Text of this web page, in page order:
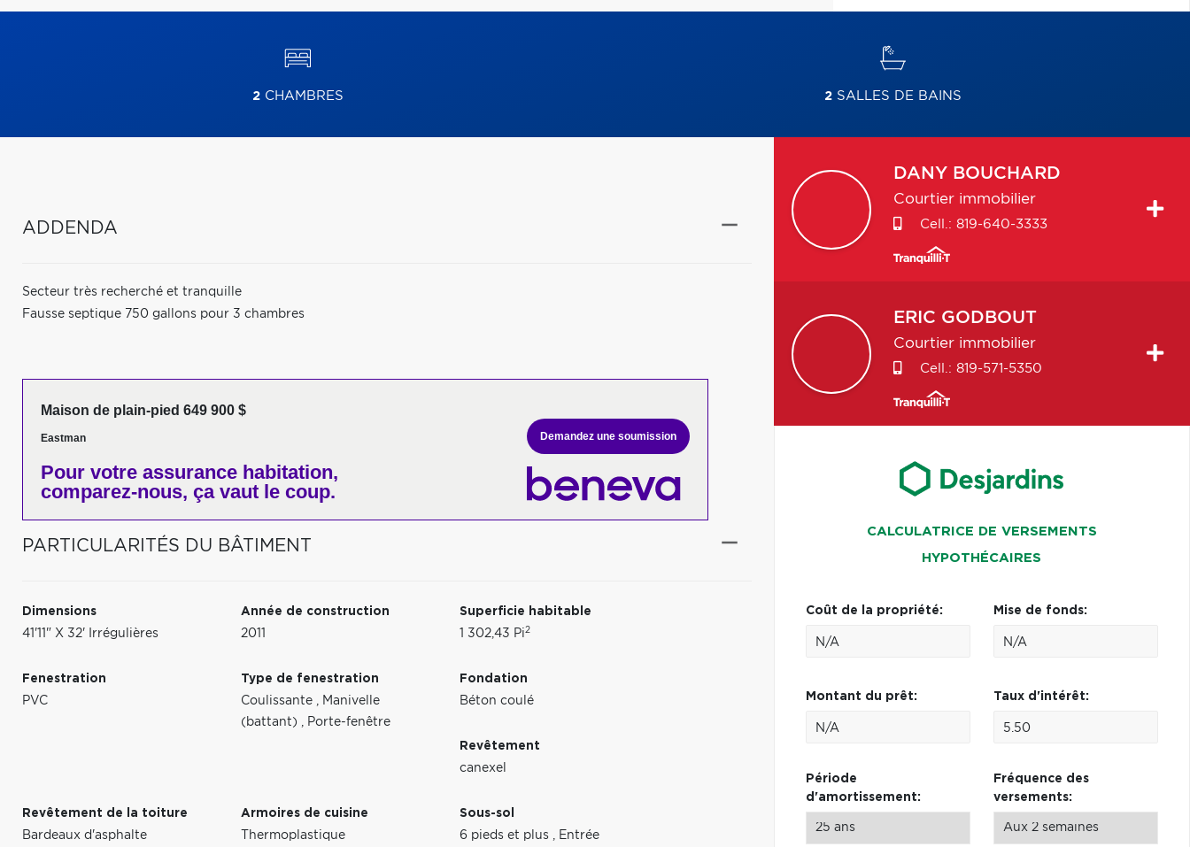
2CHAMBRES 2SALLES DE BAINS
ADDENDA
Secteur très recherché et tranquille
Fausse septique 750 gallons pour 3 chambres
Maison de plain-pied 649 900 $
Eastman
Pour votre assurance habitation,
comparez-nous, ça vaut le coup.
Demandez une soumission
PARTICULARITÉS DU BÂTIMENT
Dimensions
41'11" X 32' Irrégulières
Année de construction
2011
Superficie habitable
1 302,43 Pi2
Fenestration
PVC
Type de fenestration
Coulissante , Manivelle
(battant) , Porte-fenêtre
Fondation
Béton coulé
Revêtement
canexel
Revêtement de la toiture
Bardeaux d'asphalte
Armoires de cuisine
Thermoplastique
Sous-sol
6 pieds et plus , Entrée
DANY BOUCHARD
Courtier immobilier
Cell.: 819-640-3333
ERIC GODBOUT
Courtier immobilier
Cell.: 819-571-5350
CALCULATRICE DE VERSEMENTS
HYPOTHÉCAIRES
Coût de la propriété: Mise de fonds:
Montant du prêt: Taux d'intérêt:
Période
d'amortissement:
Fréquence des
versements: